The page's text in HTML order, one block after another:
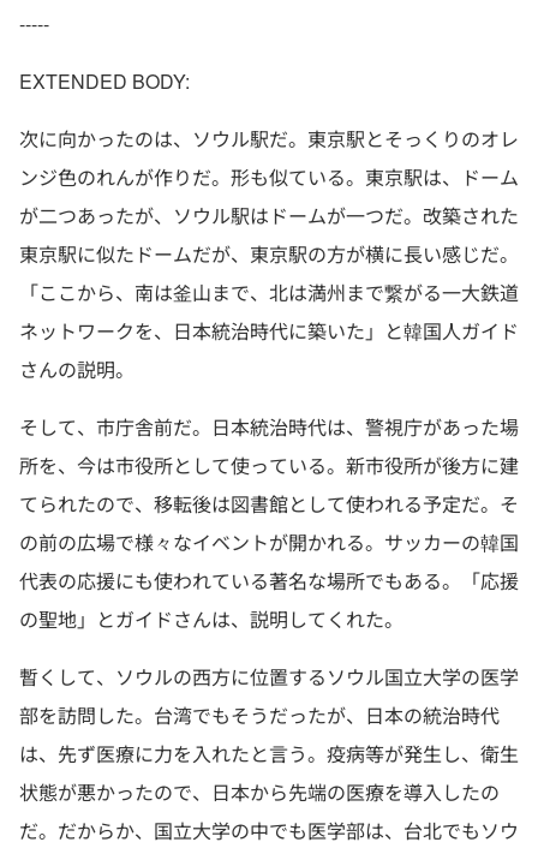
-----
EXTENDED BODY:
次に向かったのは、ソウル駅だ。東京駅とそっくりのオレ
ンジ色のれんが作りだ。形も似ている。東京駅は、ドーム
が二つあったが、ソウル駅はドームが一つだ。改築された
東京駅に似たドームだが、東京駅の方が横に長い感じだ。
「ここから、南は釜山まで、北は満州まで繋がる一大鉄道
ネットワークを、日本統治時代に築いた」と韓国人ガイド
さんの説明。
そして、市庁舎前だ。日本統治時代は、警視庁があった場
所を、今は市役所として使っている。新市役所が後方に建
てられたので、移転後は図書館として使われる予定だ。そ
の前の広場で様々なイベントが開かれる。サッカーの韓国
代表の応援にも使われている著名な場所でもある。「応援
の聖地」とガイドさんは、説明してくれた。
暫くして、ソウルの西方に位置するソウル国立大学の医学
部を訪問した。台湾でもそうだったが、日本の統治時代
は、先ず医療に力を入れたと言う。疫病等が発生し、衛生
状態が悪かったので、日本から先端の医療を導入したの
だ。だからか、国立大学の中でも医学部は、台北でもソウ